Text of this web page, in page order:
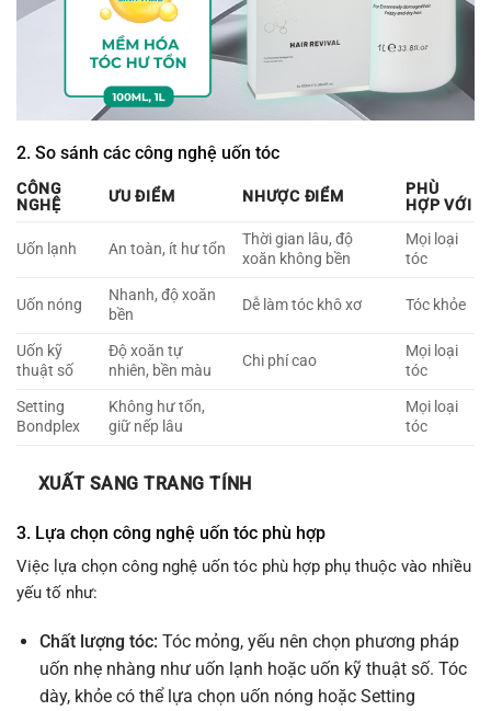
2. So sánh các công nghệ uốn tóc
CÔNG
NGHỆ
ƯU ĐIỂM NHƯỢC ĐIỂM
PHÙ
HỢP VỚI
Uốn lạnh An toàn, ít hư tổn
Thời gian lâu, độ
xoăn không bền
Mọi loại
tóc
Uốn nóng
Nhanh, độ xoăn
bền
Dễ làm tóc khô xơ Tóc khỏe
Uốn kỹ
thuật số
Độ xoăn tự
nhiên, bền màu
Chi phí cao
Mọi loại
tóc
Setting
Bondplex
Không hư tổn,
giữ nếp lâu
Mọi loại
tóc
XUẤT SANG TRANG TÍNH
3. Lựa chọn công nghệ uốn tóc phù hợp
Việc lựa chọn công nghệ uốn tóc phù hợp phụ thuộc vào nhiều
yếu tố như:
Chất lượng tóc: Tóc mỏng, yếu nên chọn phương pháp
uốn nhẹ nhàng như uốn lạnh hoặc uốn kỹ thuật số. Tóc
dày, khỏe có thể lựa chọn uốn nóng hoặc Setting